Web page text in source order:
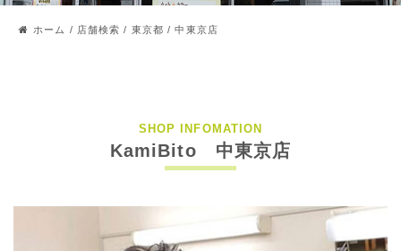
ホーム / 店舗検索 / 東京都 / 中東京店
SHOP INFOMATION
KamiBito 中東京店